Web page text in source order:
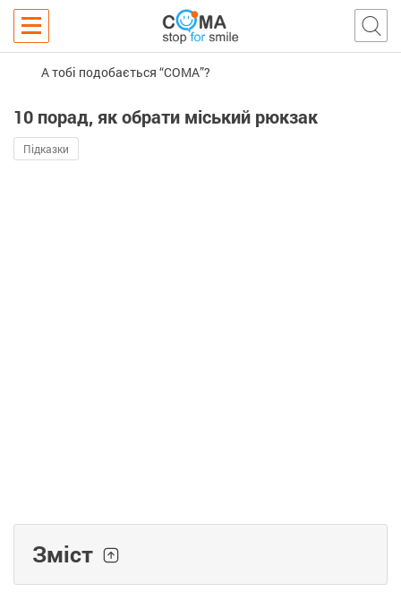
А тобі подобається “COMA”?
10 порад, як обрати міський рюкзак
Підказки
Зміст